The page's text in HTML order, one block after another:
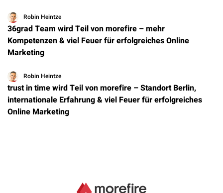
Robin Heintze
36grad Team wird Teil von morefire – mehr
Kompetenzen & viel Feuer für erfolgreiches Online
Marketing
Robin Heintze
trust in time wird Teil von morefire – Standort Berlin,
internationale Erfahrung & viel Feuer für erfolgreiches
Online Marketing